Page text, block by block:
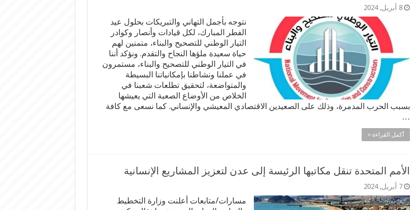
8 أبريل, 2024
نتوجه بأجمل التهاني والتبريكات بحلول عيد
الفطر المبارك، لكل قيادات وأنصار وكوادر
التيار الوطني للتصحيح والبناء، متمنين لهم
حياة سعيدة ملؤها النجاح والتقدم. ونؤكد أننا
في التيار الوطني للتصحيح والبناء، مستمرون
في عملنا ونشاطنا بإمكانياتنا البسيطة
والمتواضعة، لتحقيق تطلعات شعبنا في
الخلاص من الأوضاع الصعبة التي يعيشها
بسبب الحرب المدمرة، وذلك على الصعيدين الاقتصادي المعيشي والإنساني. كما نسعى مع كافة
…
أكمل القراءة »
الأمم المتحدة تنقل مكاتبها الرئيسة إلى عدن لتعزيز المشاريع الإنسانية
7 أبريل, 2024
مسارات/متابعات أعلنت وزارة التخطيط